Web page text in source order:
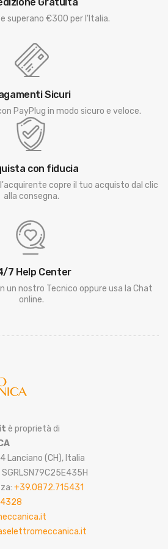
superano €300 per l'Italia.
Sicuri
PayPlug in modo sicuro e veloce.
con fiducia
copre il tuo acquisto dal clic
alla consegna.
7 Help Center
un nostro Tecnico oppure usa la Chat
online.
è proprietà di
Lanciano (CH), Italia
+39.0872.715431